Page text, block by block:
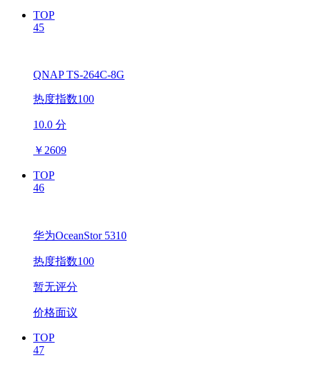
TOP
45
QNAP TS-264C-8G
热度指数100
10.0 分
￥ 2609
TOP
46
华为OceanStor 5310
热度指数100
暂无评分
价格面议
TOP
47